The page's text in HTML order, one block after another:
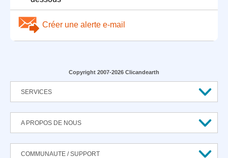
Créer une alerte e-mail
Copyright 2007-2026 Clicandearth
SERVICES
A PROPOS DE NOUS
COMMUNAUTE / SUPPORT